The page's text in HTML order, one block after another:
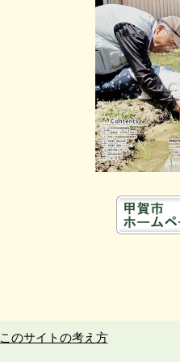
このサイトの考え方